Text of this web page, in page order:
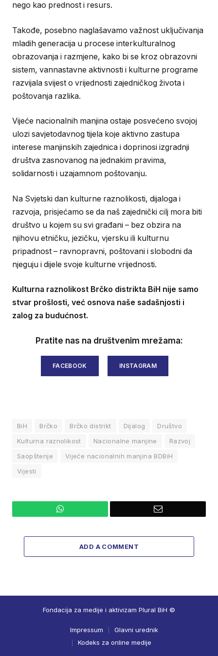
nego kao prednost i resurs.
Takođe, posebno naglašavamo važnost uključivanja
mladih generacija u procese interkulturalnog
obrazovanja i razmjene, kako bi se kroz obrazovni
sistem, vannastavne aktivnosti i kulturne programe
razvijala svijest o vrijednosti zajedničkog života i
poštovanja razlika.
Vijeće nacionalnih manjina ostaje posvećeno svojoj
ulozi savjetodavnog tijela koje aktivno zastupa
interese manjinskih zajednica i doprinosi izgradnji
društva zasnovanog na jednakim pravima,
solidarnosti i uzajamnom poštovanju.
Na Svjetski dan kulturne raznolikosti, dijaloga i
razvoja, prisjećamo se da naš zajednički cilj mora biti
društvo u kojem su svi građani – bez obzira na
njihovu etničku, jezičku, vjersku ili kulturnu
pripadnost – ravnopravni, poštovani i slobodni da
njeguju i dijele svoje kulturne vrijednosti.
Kulturna raznolikost Brčko distrikta BiH nije samo
stvar prošlosti, već osnova naše sadašnjosti i
zalog za budućnost.
Pratite nas na društvenim mrežama:
FACEBOOK INSTAGRAM
BiH Brčko Brčko distrikt Dijalog
Društvo
Kulturna raznolikost
Nacionalne manjine
Razvoj
Saopštenje
Vijeće nacionalnih manjina BDBiH
Vijesti
WhatsApp Email
ADD A COMMENT
Fondacija za medije i aktivizam Plural BiH ©
Impressum
Glavni urednik
Kodeks za online medije